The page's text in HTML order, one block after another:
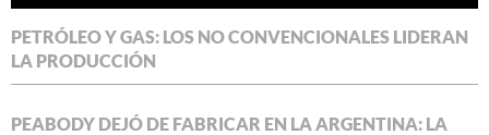
PETRÓLEO Y GAS: LOS NO CONVENCIONALES LIDERAN
LA PRODUCCIÓN
PEABODY DEJÓ DE FABRICAR EN LA ARGENTINA: LA